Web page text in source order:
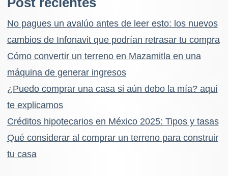
No pagues un avalúo antes de leer esto: los nuevos
cambios de Infonavit que podrían retrasar tu compra
Cómo convertir un terreno en Mazamitla en una
máquina de generar ingresos
¿Puedo comprar una casa si aún debo la mía? aquí
te explicamos
Créditos hipotecarios en México 2025: Tipos y tasas
Qué considerar al comprar un terreno para construir
tu casa